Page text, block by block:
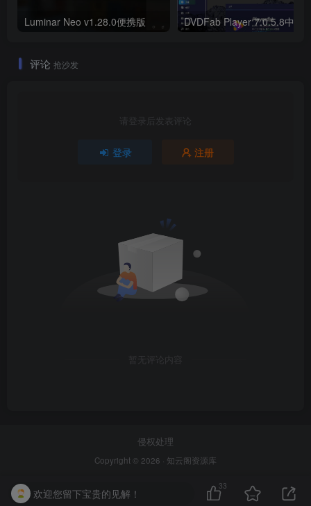
Luminar Neo v1.28.0便携版 DVDFab Player 7.0.5.8中文
评论 抢沙发
请登录后发表评论
登录 注册
暂无评论内容
侵权处理
Copyright © 2026 · 知云阁资源库
欢迎您留下宝贵的见解！
33